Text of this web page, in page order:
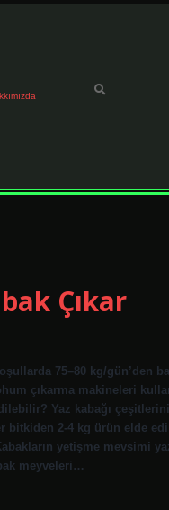
Çıkar
75–80 kg/gün’den
çıkarma makineleri
Yaz kabağı
2-4 kg ürün elde
yetişme mevsimi
meyveleri…